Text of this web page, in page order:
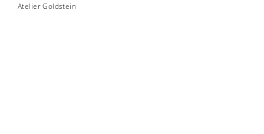
Atelier Goldstein